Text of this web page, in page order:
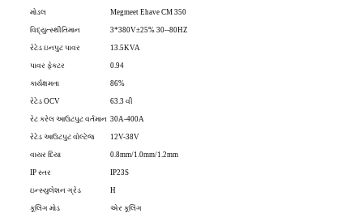
મોડલ Megmeet Ehave CM 350
વિદ્યુત્સ્થીતિમાન 3*380V±25% 30--80HZ
રેટેડ ઇનપુટ પાવર 13.5KVA
પાવર ફેક્ટર 0.94
કાર્યક્ષમતા 86%
રેટેડ OCV 63.3 વી
રેટ કરેલ આઉટપુટ વર્તમાન 30A-400A
રેટેડ આઉટપુટ વોલ્ટેજ 12V-38V
વાયર દિયા 0.8mm/1.0mm/1.2mm
IP સ્તર IP23S
ઇન્સ્યુલેશન ગ્રેડ H
કૂલિંગ મોડ એર કૂલિંગ